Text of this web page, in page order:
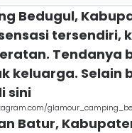
Bedugul,
tersendiri,
Tendanya
keluarga. Selain
sini
Batur,